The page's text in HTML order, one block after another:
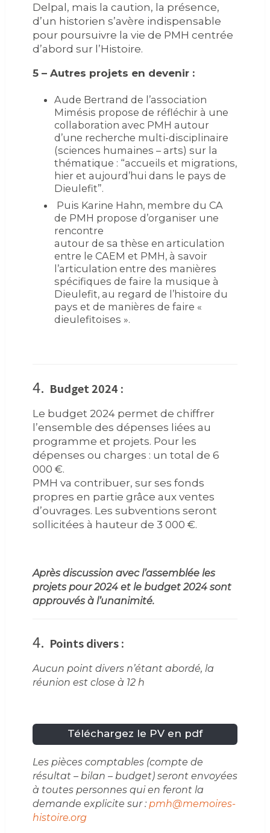
Delpal, mais la caution, la présence,
d’un historien s’avère indispensable
pour poursuivre la vie de PMH centrée
d’abord sur l’Histoire.
5 – Autres projets en devenir :
Aude Bertrand de l’association
Mimésis propose de réfléchir à une
collaboration avec PMH autour
d’une recherche multi-disciplinaire
(sciences humaines – arts) sur la
thématique : “accueils et migrations,
hier et aujourd’hui dans le pays de
Dieulefit”.
Puis Karine Hahn, membre du CA
de PMH propose d’organiser une
rencontre
autour de sa thèse en articulation
entre le CAEM et PMH, à savoir
l’articulation entre des manières
spécifiques de faire la musique à
Dieulefit, au regard de l’histoire du
pays et de manières de faire «
dieulefitoises ».
4. Budget 2024 :
Le budget 2024 permet de chiffrer
l’ensemble des dépenses liées au
programme et projets. Pour les
dépenses ou charges : un total de 6
000 €.
PMH va contribuer, sur ses fonds
propres en partie grâce aux ventes
d’ouvrages. Les subventions seront
sollicitées à hauteur de 3 000 €.
Après discussion avec l’assemblée les
projets pour 2024 et le budget 2024 sont
approuvés à l’unanimité.
4. Points divers :
Aucun point divers n’étant abordé, la
réunion est close à 12 h
Téléchargez le PV en pdf
Les pièces comptables (compte de
résultat – bilan – budget) seront envoyées
à toutes personnes qui en feront la
demande explicite sur : pmh@memoires-
histoire.org